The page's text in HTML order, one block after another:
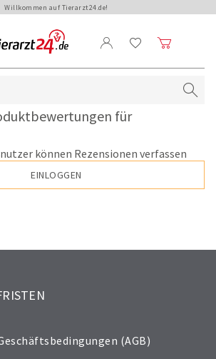
Willkommen auf Tierarzt24.de!
für
können Rezensionen verfassen
EINLOGGEN
(AGB)